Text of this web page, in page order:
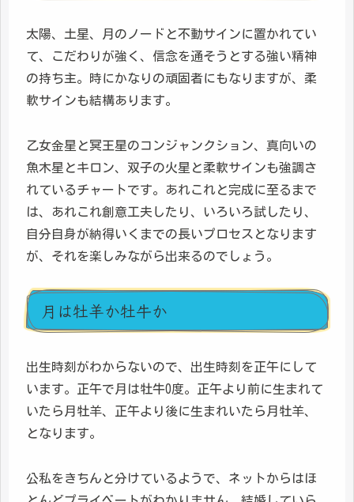
太陽、土星、月のノードと不動サインに置かれてい
て、こだわりが強く、信念を通そうとする強い精神
の持ち主。時にかなりの頑固者にもなりますが、柔
軟サインも結構あります。
乙女金星と冥王星のコンジャンクション、真向いの
魚木星とキロン、双子の火星と柔軟サインも強調さ
れているチャートです。あれこれと完成に至るまで
は、あれこれ創意工夫したり、いろいろ試したり、
自分自身が納得いくまでの長いプロセスとなります
が、それを楽しみながら出来るのでしょう。
月は牡羊か牡牛か
出生時刻がわからないので、出生時刻を正午にして
います。正午で月は牡牛0度。正午より前に生まれて
いたら月牡羊、正午より後に生まれいたら月牡羊、
となります。
公私をきちんと分けているようで、ネットからはほ